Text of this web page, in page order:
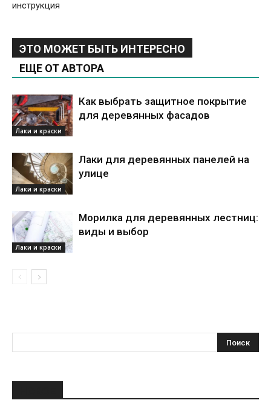
инструкция
ЭТО МОЖЕТ БЫТЬ ИНТЕРЕСНО
ЕЩЕ ОТ АВТОРА
Лаки и краски
Как выбрать защитное покрытие
для деревянных фасадов
Лаки и краски
Лаки для деревянных панелей на
улице
Лаки и краски
Морилка для деревянных лестниц:
виды и выбор